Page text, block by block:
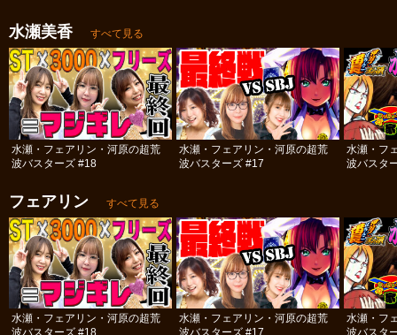
水瀬美香 すべて見る
水瀬・フェアリン・河原の超荒
波バスターズ #18
水瀬・フェアリン・河原の超荒
波バスターズ #17
水瀬・フ
波バスタ
フェアリン すべて見る
水瀬・フェアリン・河原の超荒
波バスターズ #18
水瀬・フェアリン・河原の超荒
波バスターズ #17
水瀬・フ
波バスタ